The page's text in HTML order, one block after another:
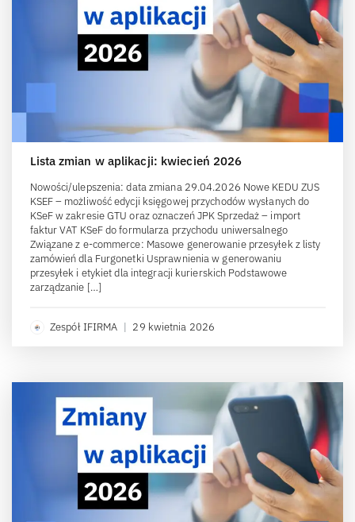
Lista zmian w aplikacji: kwiecień 2026
Nowości/ulepszenia: data zmiana 29.04.2026 Nowe KEDU ZUS
KSEF – możliwość edycji księgowej przychodów wysłanych do
KSeF w zakresie GTU oraz oznaczeń JPK Sprzedaż – import
faktur VAT KSeF do formularza przychodu uniwersalnego
Związane z e-commerce: Masowe generowanie przesyłek z listy
zamówień dla Furgonetki Usprawnienia w generowaniu
przesyłek i etykiet dla integracji kurierskich Podstawowe
zarządzanie […]
Zespół IFIRMA | 29 kwietnia 2026